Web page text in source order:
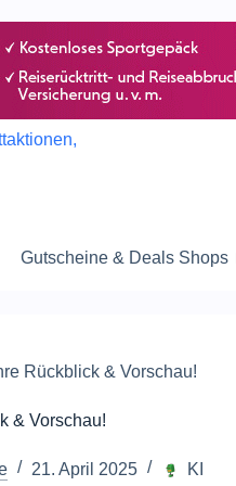
Gutscheine & Deals Shops
Rückblick & Vorschau!
& Vorschau!
21. April 2025 KI